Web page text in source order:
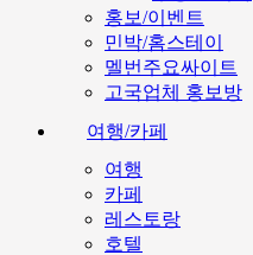
홍보/이벤트
민박/홈스테이
멜번주요싸이트
고국업체 홍보방
여행/카페
여행
카페
레스토랑
호텔